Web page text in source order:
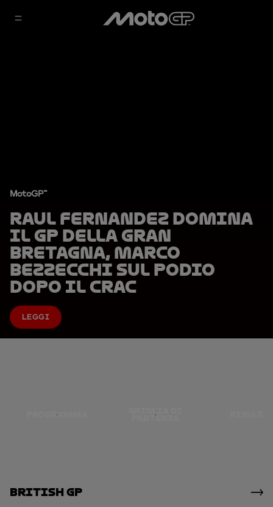
MotoGP™
Raul Fernandez domina
il GP della Gran
Bretagna, Marco
Bezzecchi sul podio
dopo il crac
LEGGI
PROGRAMMA PARTENZA
British GP